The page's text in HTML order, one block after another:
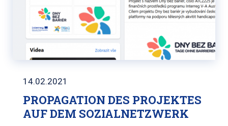
14.02.2021
PROPAGATION DES PROJEKTES
AUF DEM SOZIALNETZWERK